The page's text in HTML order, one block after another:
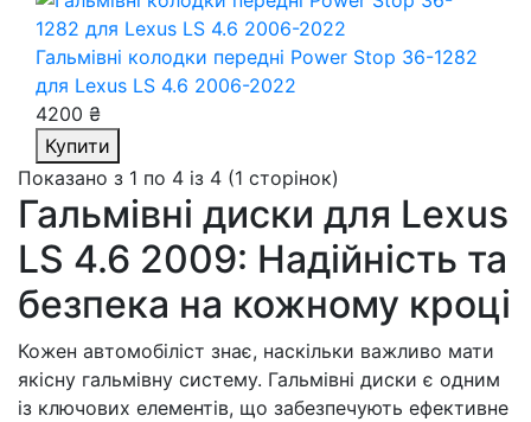
Гальмівні колодки передні Power Stop 36-1282
для Lexus LS 4.6 2006-2022
4200 ₴
Купити
Показано з 1 по 4 із 4 (1 сторінок)
Гальмівні диски для Lexus
LS 4.6 2009: Надійність та
безпека на кожному кроці
Кожен автомобіліст знає, наскільки важливо мати
якісну гальмівну систему. Гальмівні диски є одним
із ключових елементів, що забезпечують ефективне